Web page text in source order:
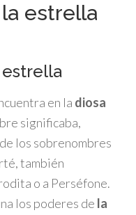
estrella
estrella
en la diosa
significaba,
los sobrenombres
también
o a Perséfone.
los poderes de la